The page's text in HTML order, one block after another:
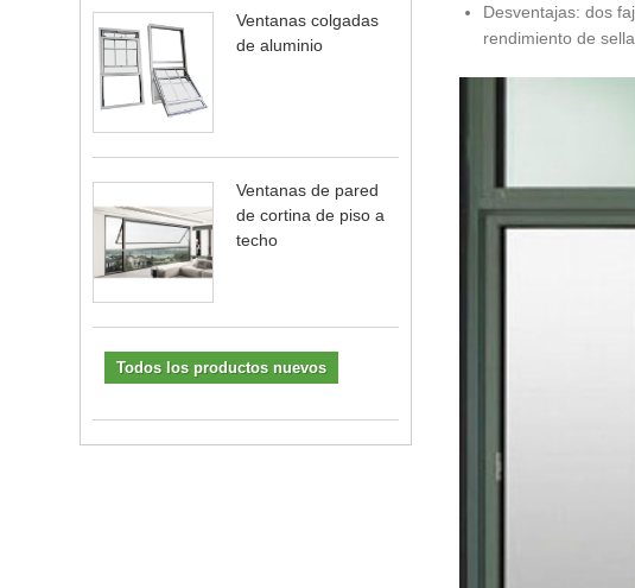
Ventanas colgadas
de aluminio
Ventanas de pared
de cortina de piso a
techo
Todos los productos nuevos
Desventajas: dos
rendimiento de